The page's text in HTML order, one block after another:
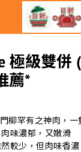
極級雙併
薦*
柳罕有之神肉，
味濃郁，又嫩滑
較少，但肉味香